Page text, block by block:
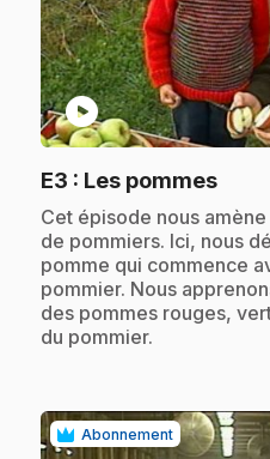
play_circle
E3 : Les pommes.
.Cet épisode nous
de pommiers. Ici, nous
pomme qui commence
pommier. Nous
des pommes rouges,
du pommier.
Abonnement